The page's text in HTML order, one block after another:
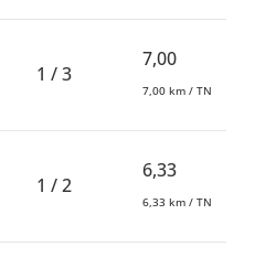
1 / 3
7,00
7,00 km / TN
1 / 2
6,33
6,33 km / TN